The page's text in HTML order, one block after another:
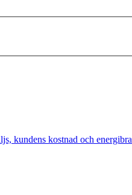
kundens kostnad och